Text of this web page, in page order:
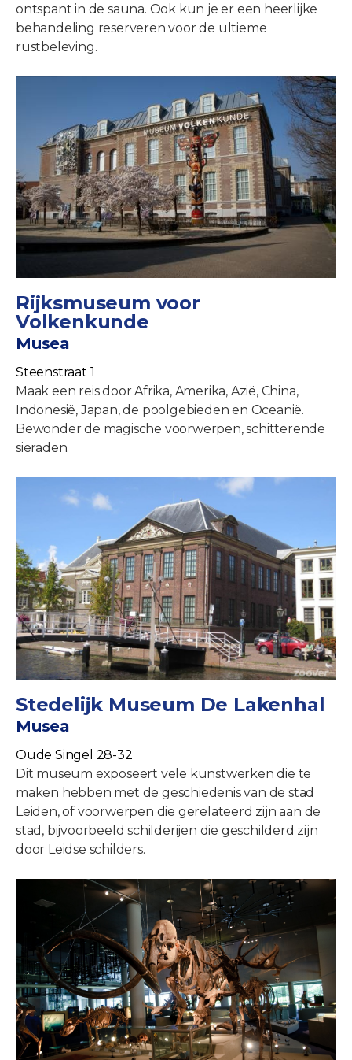
ontspant in de sauna. Ook kun je er een heerlijke
behandeling reserveren voor de ultieme
rustbeleving.
Rijksmuseum voor
Volkenkunde
Musea
Steenstraat 1
Maak een reis door Afrika, Amerika, Azië, China,
Indonesië, Japan, de poolgebieden en Oceanië.
Bewonder de magische voorwerpen, schitterende
sieraden.
Stedelijk Museum De Lakenhal
Musea
Oude Singel 28-32
Dit museum exposeert vele kunstwerken die te
maken hebben met de geschiedenis van de stad
Leiden, of voorwerpen die gerelateerd zijn aan de
stad, bijvoorbeeld schilderijen die geschilderd zijn
door Leidse schilders.